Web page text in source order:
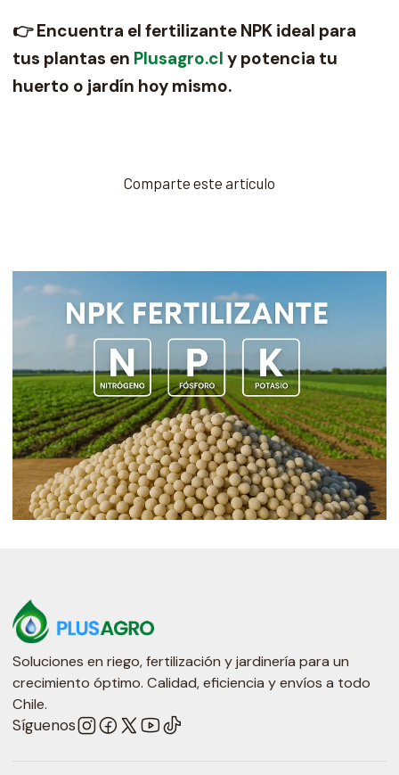
👉 Encuentra el fertilizante NPK ideal para
tus plantas en Plusagro.cl y potencia tu
huerto o jardín hoy mismo.
Comparte este artículo
Soluciones en riego, fertilización y jardinería para un
crecimiento óptimo. Calidad, eficiencia y envíos a todo
Chile.
Síguenos